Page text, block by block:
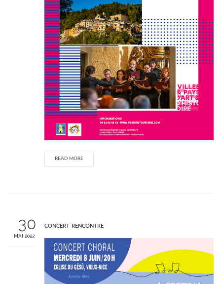
READ MORE
30
MAI 2022
concert rencontre